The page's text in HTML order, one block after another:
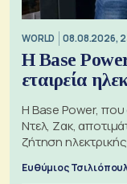
WORLD 08.08.2026,
Η Base
εταιρεία
Η Base Power, που
Ντελ, Ζακ,
ζήτηση
Ευθύμιος